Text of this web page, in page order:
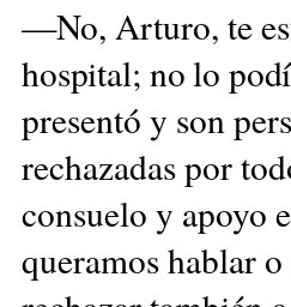
—No, Arturo, te
hospital; no lo
presentó y son
rechazadas por
consuelo y apoyo
queramos hablar o